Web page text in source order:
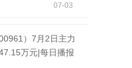
07-03
）7月2日主力
万元|每日播报